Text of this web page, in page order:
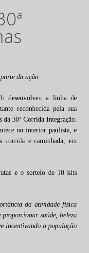
da ação
desenvolveu a linha de
reconhecida pela sua
da 30ª Corrida Integração.
no interior paulista, e
corrida e caminhada, em
e o sorteio de 10 kits
da atividade física
saúde, beleza
incentivando a população